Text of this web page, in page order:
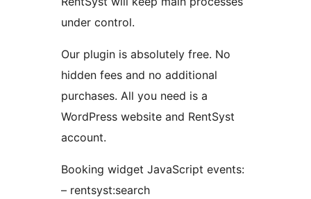
under control.
Our plugin is absolutely free. No
hidden fees and no additional
purchases. All you need is a
WordPress website and RentSyst
account.
Booking widget JavaScript events:
– rentsyst:search